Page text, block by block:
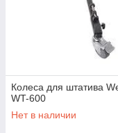
Колеса для штатива
WT-600
Нет в наличии